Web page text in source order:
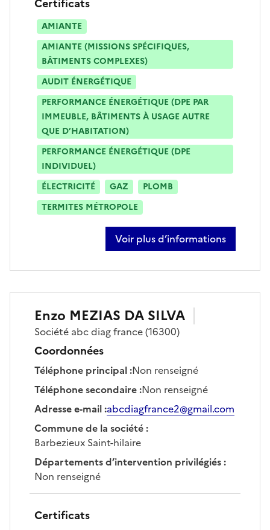
AMIANTE
AMIANTE (MISSIONS SPÉCIFIQUES,
BÂTIMENTS COMPLEXES)
AUDIT ÉNERGÉTIQUE
PERFORMANCE ÉNERGÉTIQUE (DPE PAR
IMMEUBLE, BÂTIMENTS À USAGE AUTRE
QUE D’HABITATION)
PERFORMANCE ÉNERGÉTIQUE (DPE
INDIVIDUEL)
ÉLECTRICITÉ
GAZ
PLOMB
TERMITES MÉTROPOLE
Voir plus d’informations
sur fernando mezias da silva
Enzo MEZIAS DA SILVA
Société abc diag france(16300)
Coordonnées
Téléphone principal:Non renseigné
Téléphone secondaire:Non renseigné
Adresse e-mail:abcdiagfrance2@gmail.com
Commune de la société:
Barbezieux Saint-hilaire
Départements d’intervention privilégiés:
Non renseigné
Certificats